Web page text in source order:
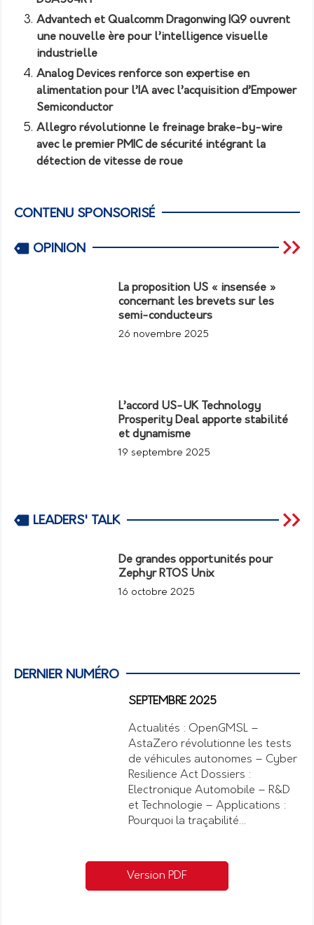
Advantech et Qualcomm Dragonwing IQ9 ouvrent
une nouvelle ère pour l’intelligence visuelle
industrielle
Analog Devices renforce son expertise en
alimentation pour l’IA avec l’acquisition d’Empower
Semiconductor
Allegro révolutionne le freinage brake-by-wire
avec le premier PMIC de sécurité intégrant la
détection de vitesse de roue
CONTENU SPONSORISÉ
OPINION
La proposition US « insensée »
concernant les brevets sur les
semi-conducteurs
26 novembre 2025
L’accord US-UK Technology
Prosperity Deal apporte stabilité
et dynamisme
19 septembre 2025
LEADERS' TALK
De grandes opportunités pour
Zephyr RTOS Unix
16 octobre 2025
DERNIER NUMÉRO
SEPTEMBRE 2025
Actualités : OpenGMSL –
AstaZero révolutionne les tests
de véhicules autonomes – Cyber
Resilience Act Dossiers :
Electronique Automobile – R&D
et Technologie – Applications :
Pourquoi la traçabilité…
Version PDF